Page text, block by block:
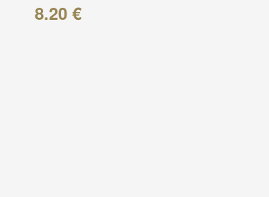
8.20 €